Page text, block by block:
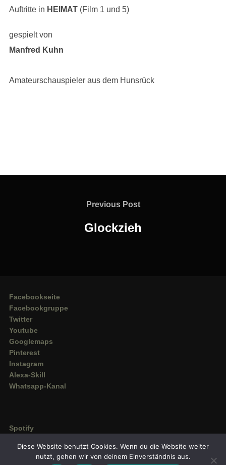
Auftritte in HEIMAT(Film 1 und 5)
gespielt von
Manfred Kuhn
Amateurschauspieler aus dem Hunsrück
Previous
Previous Post
Glockzieh
Facebookseite
Facebookgruppe
Twitter
Youtube
Googlemaps
Pinterest
Instagram
Alexa-Skill
Whatsapp-Kanal
Spotify
Amazon Music
Diese Website benutzt Cookies. Wenn du die Website weiter
nutzt, gehen wir von deinem Einverständnis aus.